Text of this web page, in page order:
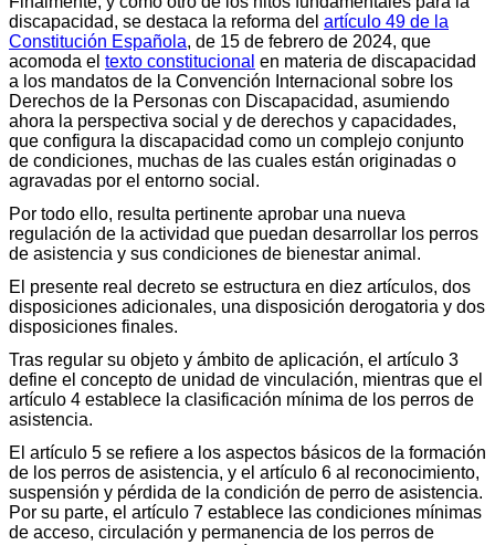
discapacidad, se destaca la reforma del artículo 49 de la
Constitución Española, de 15 de febrero de 2024, que
acomoda el texto constitucional en materia de discapacidad
a los mandatos de la Convención Internacional sobre los
Derechos de la Personas con Discapacidad, asumiendo
ahora la perspectiva social y de derechos y capacidades,
que configura la discapacidad como un complejo conjunto
de condiciones, muchas de las cuales están originadas o
agravadas por el entorno social.
Por todo ello, resulta pertinente aprobar una nueva
regulación de la actividad que puedan desarrollar los perros
de asistencia y sus condiciones de bienestar animal.
El presente real decreto se estructura en diez artículos, dos
disposiciones adicionales, una disposición derogatoria y dos
disposiciones finales.
Tras regular su objeto y ámbito de aplicación, el artículo 3
define el concepto de unidad de vinculación, mientras que el
artículo 4 establece la clasificación mínima de los perros de
asistencia.
El artículo 5 se refiere a los aspectos básicos de la formación
de los perros de asistencia, y el artículo 6 al reconocimiento,
suspensión y pérdida de la condición de perro de asistencia.
Por su parte, el artículo 7 establece las condiciones mínimas
de acceso, circulación y permanencia de los perros de